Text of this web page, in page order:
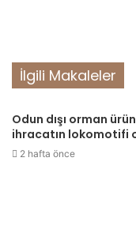
İlgili Makaleler
Odun dışı orman
ihracatın lokomotifi
2 hafta önce